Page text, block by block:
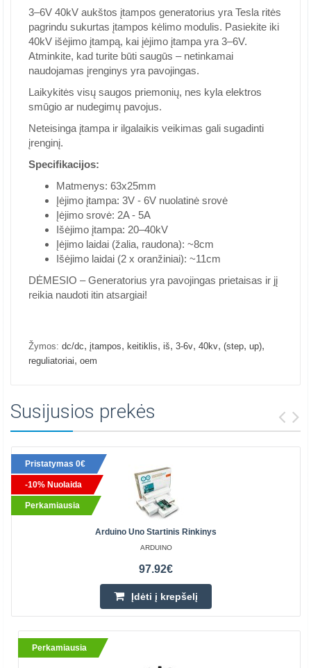
3–6V 40kV aukštos įtampos generatorius yra Tesla ritės
pagrindu sukurtas įtampos kėlimo modulis. Pasiekite iki
40kV išėjimo įtampą, kai įėjimo įtampa yra 3–6V.
Atminkite, kad turite būti saugūs – netinkamai
naudojamas įrenginys yra pavojingas.
Laikykitės visų saugos priemonių, nes kyla elektros
smūgio ar nudegimų pavojus.
Neteisinga įtampa ir ilgalaikis veikimas gali sugadinti
įrenginį.
Specifikacijos:
Matmenys: 63x25mm
Įėjimo įtampa: 3V - 6V nuolatinė srovė
Įėjimo srovė: 2A - 5A
Išėjimo įtampa: 20–40kV
Įėjimo laidai (žalia, raudona): ~8cm
Išėjimo laidai (2 x oranžiniai): ~11cm
DĖMESIO – Generatorius yra pavojingas prietaisas ir jį
reikia naudoti itin atsargiai!
Žymos: dc/dc, įtampos, keitiklis, iš, 3-6v, 40kv, (step, up),
reguliatoriai, oem
Susijusios prekės
Pristatymas 0€
-10% Nuolaida
Perkamiausia
Arduino Uno Startinis Rinkinys
ARDUINO
97.92€
Įdėti į krepšelį
Perkamiausia